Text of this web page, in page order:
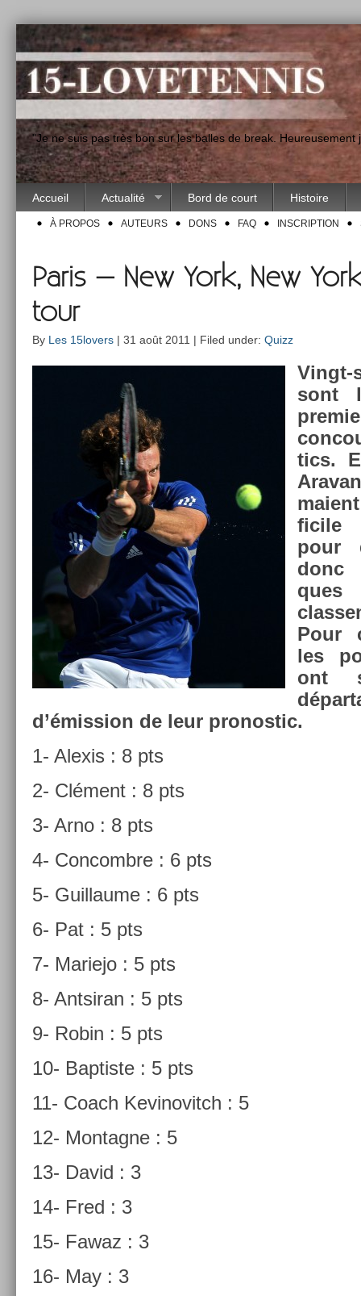
"Je ne suis pas très bon sur les balles de break.
Accueil Actualité Bord de court Histoire
À PROPOS AUTEURS DONS FAQ INSCRIPTION
Paris – New York, New
tour
By Les 15lovers | 31 août 2011 | Filed under: Quizz
Vingt-
sont
tics.
ficile
pour
donc
ques
Pour
les
ont
d’émiss­ion de leur pro­nos­tic.
1- Al­exis : 8 pts
2- Clément : 8 pts
3- Arno : 8 pts
4- Con­combre : 6 pts
5- Guil­laume : 6 pts
6- Pat : 5 pts
7- Mariejo : 5 pts
8- An­tsiran : 5 pts
9- Robin : 5 pts
10- Bap­tiste : 5 pts
11- Coach Kevinovitch : 5
12- Mon­tagne : 5
13- David : 3
14- Fred : 3
15- Fawaz : 3
16- May : 3